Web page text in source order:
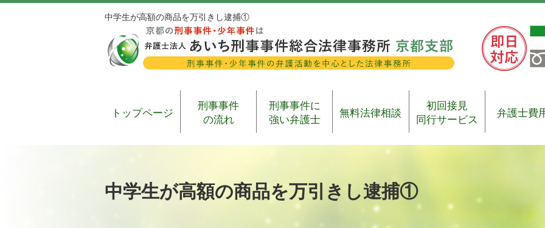
中学生が高額の商品を万引きし逮捕①
トップページ
刑事事件
の流れ
刑事事件に
強い弁護士
無料法律相談
初回接見
同行サービス
弁護士費
中学生が高額の商品を万引きし逮捕①